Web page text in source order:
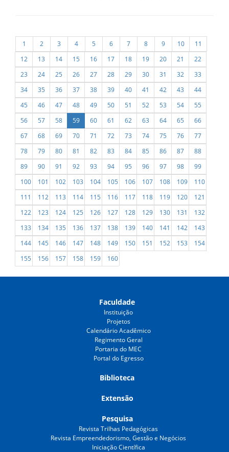
1 2 3 4 5 6 7 8 9 10
11
12
13 14 15 16 17 18 19 20 21
22
23
24 25 26 27 28 29 30 31 32
33
34
35 36 37 38 39 40 41 42 43
44
45
46 47 48 49 50 51 52 53 54
55
56
57 58 59 60 61 62 63 64 65
66
67
68 69 70 71 72 73 74 75 76
77
78
79 80 81 82 83 84 85 86 87
88
89
90 91 92 93 94 95 96 97 98
99
100
101 102 103 104 105 106 107 108 109
110
111
112 113 114 115 116 117 118 119 120
121
122
123 124 125 126 127 128 129 130 131
132
133
134 135 136 137 138 139 140 141 142
143
144
145 146 147 148 149 150 151 152 153
154
155
156 157 158 159 160
Faculdade
Instituição
Projetos
Calendário Acadêmico
Regimento Geral
Portaria do MEC
Portal do Egresso
Biblioteca
Extensão
Pesquisa
Revista Trilhas Pedagógicas
Revista Empreendedorismo, Gestão e Negócios
Iniciação Científica